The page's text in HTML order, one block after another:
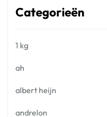
Categorieën
1 kg
ah
albert heijn
andrelon